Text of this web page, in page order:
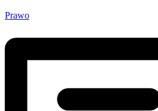
Prawo